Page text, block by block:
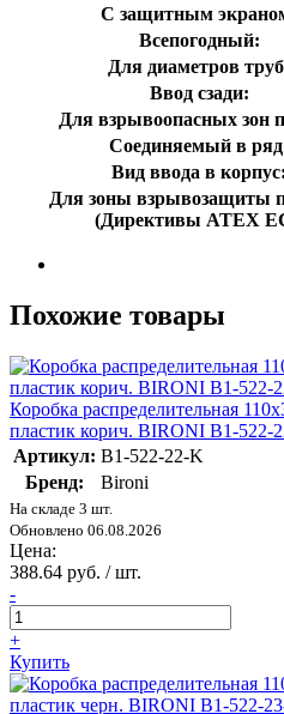
С защитным
Всепогодный:
Для диаметров
Ввод сзади:
Для взрывоопасных зон
Соединяемый в
Вид ввода в корпус:
Для зоны взрывозащиты
(Директивы ATEX
Похожие товары
Коробка распределительная
пластик корич. BIRONI B1-522-
Артикул: B1-522-22-K
Бренд:
Bironi
На складе 3 шт.
Обновлено 06.08.2026
Цена:
388.64 руб. / шт.
-
+
Купить